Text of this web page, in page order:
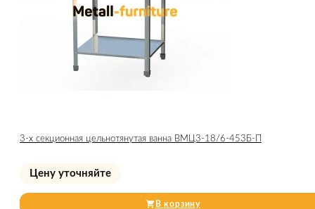
3-х секционная цельнотянутая ванна ВМЦ3-18/6-453Б-П
Цену уточняйте
В корзину